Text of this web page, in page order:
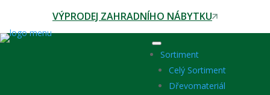
VÝPRODEJ ZAHRADNÍHO NÁBYTKU
Sortiment
Celý Sortiment
Dřevomateriál